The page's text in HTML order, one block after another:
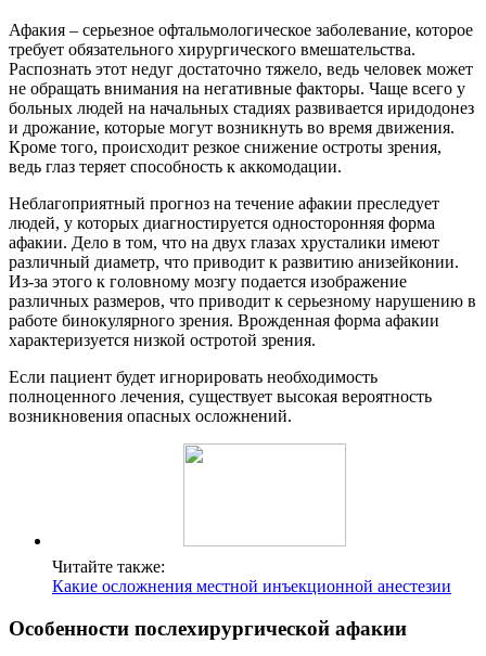
Афакия – серьезное офтальмологическое заболевание, которое
требует обязательного хирургического вмешательства.
Распознать этот недуг достаточно тяжело, ведь человек может
не обращать внимания на негативные факторы. Чаще всего у
больных людей на начальных стадиях развивается иридодонез
и дрожание, которые могут возникнуть во время движения.
Кроме того, происходит резкое снижение остроты зрения,
ведь глаз теряет способность к аккомодации.
Неблагоприятный прогноз на течение афакии преследует
людей, у которых диагностируется односторонняя форма
афакии. Дело в том, что на двух глазах хрусталики имеют
различный диаметр, что приводит к развитию анизейконии.
Из-за этого к головному мозгу подается изображение
различных размеров, что приводит к серьезному нарушению в
работе бинокулярного зрения. Врожденная форма афакии
характеризуется низкой остротой зрения.
Если пациент будет игнорировать необходимость
полноценного лечения, существует высокая вероятность
возникновения опасных осложнений.
Читайте также:
Какие осложнения местной инъекционной анестезии
Особенности послехирургической афакии